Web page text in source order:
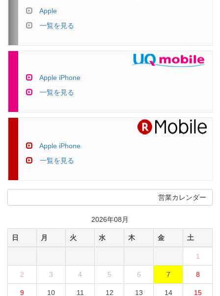
Apple
一覧を見る
Apple iPhone
一覧を見る
Apple iPhone
一覧を見る
営業カレンダー
2026年08月
日 月 火 水 木 金 土
1
2 3 4 5 6 7 8
9 10 11 12 13 14 15